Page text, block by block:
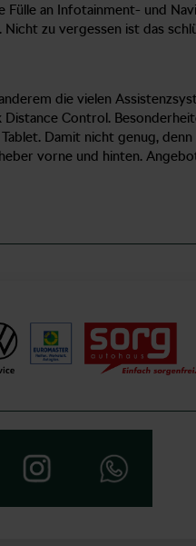
an Infotainment- und
zu vergessen ist das
die vielen
Control.
Damit nicht genug,
vorne und hinten.